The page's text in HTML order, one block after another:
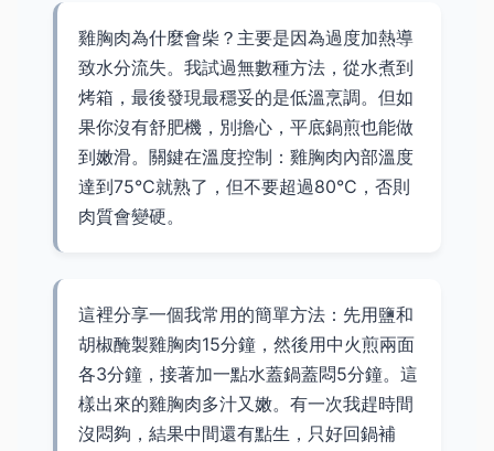
雞胸肉為什麼會柴？主要是因為過度加熱導
致水分流失。我試過無數種方法，從水煮到
烤箱，最後發現最穩妥的是低溫烹調。但如
果你沒有舒肥機，別擔心，平底鍋煎也能做
到嫩滑。關鍵在溫度控制：雞胸肉內部溫度
達到75°C就熟了，但不要超過80°C，否則
肉質會變硬。
這裡分享一個我常用的簡單方法：先用鹽和
胡椒醃製雞胸肉15分鐘，然後用中火煎兩面
各3分鐘，接著加一點水蓋鍋蓋悶5分鐘。這
樣出來的雞胸肉多汁又嫩。有一次我趕時間
沒悶夠，結果中間還有點生，只好回鍋補